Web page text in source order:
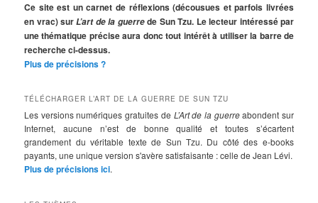
h
e
r
c
h
Ce site est un carnet de réflexions (décousues et parfois livrées
en vrac) surL’art de la guerrede Sun Tzu. Le lecteur intéressé par
une thématique précise aura donc tout intérêt à utiliser la barre de
recherche ci-dessus.
Plus de précisions ?
TÉLÉCHARGER L’ART DE LA GUERRE DE SUN TZU
Les versions numériques gratuites de L’Art de la guerreabondent sur
Internet, aucune n’est de bonne qualité et toutes s’écartent
grandement du véritable texte de Sun Tzu. Du côté des e-books
payants, une unique version s'avère satisfaisante : celle de Jean Lévi.
Plus de précisions ici.